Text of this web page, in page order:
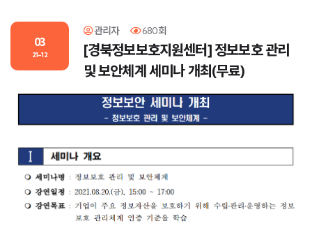
03
21-12
관리자 680회
[경북정보보호지원센터] 정보보호 관리
및 보안체계 세미나 개최(무료)